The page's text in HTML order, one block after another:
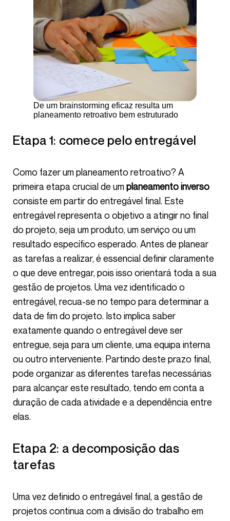
De um brainstorming eficaz resulta um
planeamento retroativo bem estruturado
Etapa 1: comece pelo entregável
Como fazer um planeamento retroativo? A
primeira etapa crucial de umplaneamento inverso
consiste em partir do entregável final. Este
entregável representa o objetivo a atingir no final
do projeto, seja um produto, um serviço ou um
resultado específico esperado. Antes de planear
as tarefas a realizar, é essencial definir claramente
o que deve entregar, pois isso orientará toda a sua
gestão de projetos. Uma vez identificado o
entregável, recua-se no tempo para determinar a
data de fim do projeto. Isto implica saber
exatamente quando o entregável deve ser
entregue, seja para um cliente, uma equipa interna
ou outro interveniente. Partindo deste prazo final,
pode organizar as diferentes tarefas necessárias
para alcançar este resultado, tendo em conta a
duração de cada atividade e a dependência entre
elas.
Etapa 2: a decomposição das
tarefas
Uma vez definido o entregável final, a gestão de
projetos continua com a divisão do trabalho em